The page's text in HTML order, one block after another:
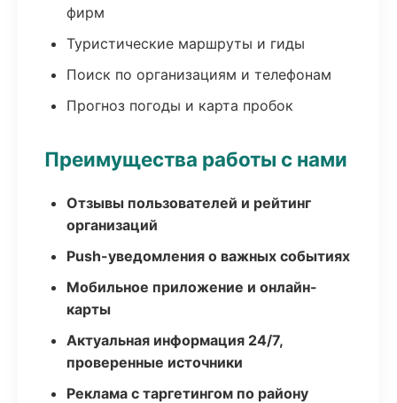
фирм
Туристические маршруты и гиды
Поиск по организациям и телефонам
Прогноз погоды и карта пробок
Преимущества работы с нами
Отзывы пользователей и рейтинг
организаций
Push-уведомления о важных событиях
Мобильное приложение и онлайн-
карты
Актуальная информация 24/7,
проверенные источники
Реклама с таргетингом по району